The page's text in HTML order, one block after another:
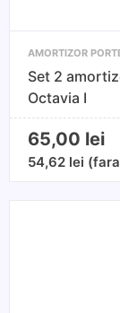
AMORTIZOR
Set 2
Octavia I
65,00 lei
54,62 lei